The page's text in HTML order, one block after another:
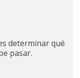
determinar qué
pasar.